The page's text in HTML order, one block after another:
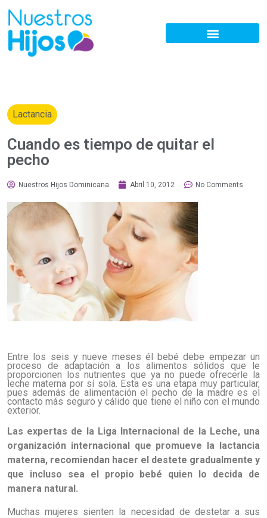
Lactancia
Cuando es tiempo de quitar el
pecho
Nuestros Hijos Dominicana Abril 10, 2012 No Comments
Entre los seis y nueve meses él bebé debe empezar un
proceso de adaptación a los alimentos sólidos que le
proporcionen los nutrientes que ya no puede ofrecerle la
leche materna por sí sola. Esta es una etapa muy particular,
pues además de alimentación el pecho de la madre es el
contacto más seguro y cálido que tiene el niño con el mundo
exterior.
Las expertas de la Liga Internacional de la Leche, una
organización internacional que promueve la lactancia
materna, recomiendan hacer el destete gradualmente y
que incluso sea el propio bebé quien lo decida de
manera natural.
Muchas mujeres sienten la necesidad de destetar a sus